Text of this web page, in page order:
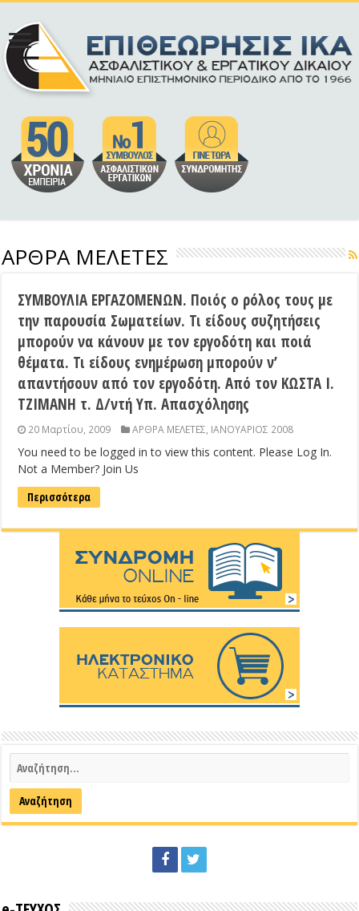
ΑΡΘΡΑ ΜΕΛΕΤΕΣ
ΣΥΜΒΟΥΛΙΑ ΕΡΓΑΖΟΜΕΝΩΝ. Ποιός ο ρόλος τους με
την παρουσία Σωματείων. Τι είδους συζητήσεις
μπορούν να κάνουν με τον εργοδότη και ποιά
θέματα. Τι είδους ενημέρωση μπορούν ν’
απαντήσουν από τον εργοδότη. Από τον ΚΩΣΤΑ Ι.
ΤΖΙΜΑΝΗ τ. Δ/ντή Υπ. Απασχόλησης
20 Μαρτίου, 2009 ΑΡΘΡΑ ΜΕΛΕΤΕΣ, ΙΑΝΟΥΑΡΙΟΣ 2008
You need to be logged in to view this content. Please Log In.
Not a Member? Join Us
Περισσότερα